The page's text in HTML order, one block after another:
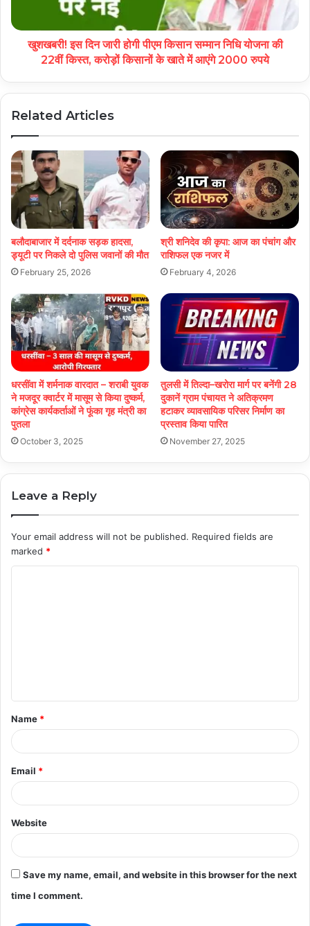
खुशखबरी! इस दिन जारी होगी पीएम किसान सम्मान निधि योजना की
22वीं किस्त, करोड़ों किसानों के खाते में आएंगे 2000 रुपये
Related Articles
बलौदाबाजार में दर्दनाक सड़क हादसा,
ड्यूटी पर निकले दो पुलिस जवानों की मौत
February 25, 2026
श्री शनिदेव की कृपा: आज का पंचांग और
राशिफल एक नजर में
February 4, 2026
धरसींवा में शर्मनाक वारदात – शराबी युवक
ने मजदूर क्वार्टर में मासूम से किया दुष्कर्म,
कांग्रेस कार्यकर्ताओं ने फूंका गृह मंत्री का
पुतला
October 3, 2025
तुलसी में तिल्दा–खरोरा मार्ग पर बनेंगी 28
दुकानें ग्राम पंचायत ने अतिक्रमण
हटाकर व्यावसायिक परिसर निर्माण का
प्रस्ताव किया पारित
November 27, 2025
Leave a Reply
Your email address will not be published. Required fields are
marked *
t
*
Name *
Email *
Website
Save my name, email, and website in this browser for the next
time I comment.